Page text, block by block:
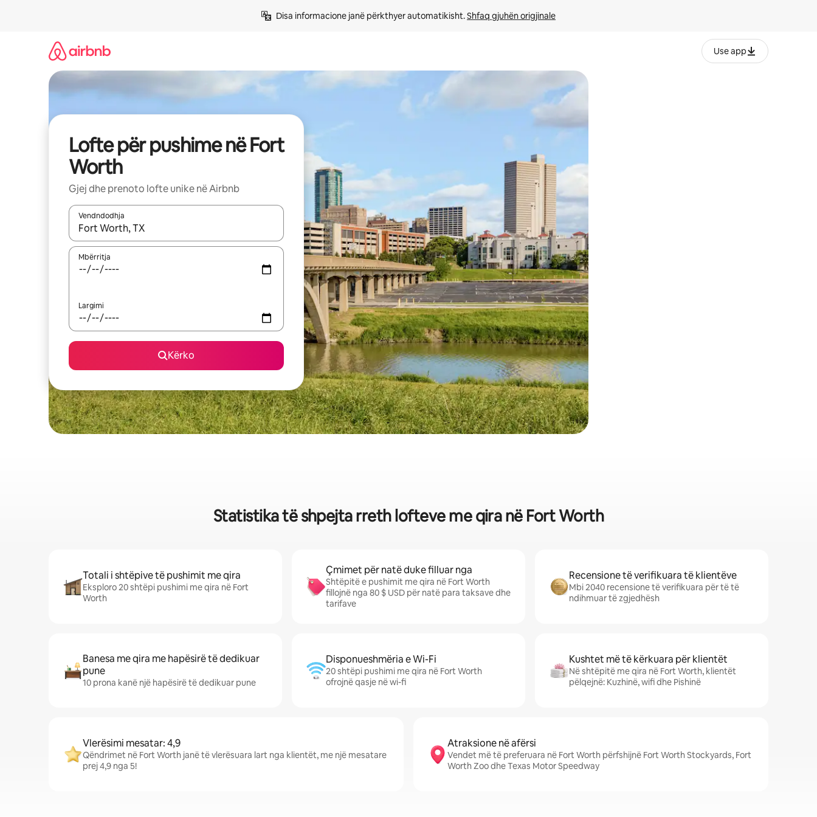
Disa informacione janë përkthyer automatikisht. Shfaq gjuhën origjinale
Use app
Lofte për pushime në Fort
Worth
Gjej dhe prenoto lofte unike në Airbnb
Vendndodhja
Kur rezultatet të jenë të disponueshme, lëviz me butonat e shigjetave lart e poshtë ose eksploro duke prekur ose duke lëvizur ekranin.
Mbërritja
Largimi
Kërko
Statistika të shpejta rreth lofteve me qira në Fort Worth
Totali i shtëpive të pushimit me qira
Eksploro 20 shtëpi pushimi me qira në Fort
Worth
Çmimet për natë duke filluar nga
Shtëpitë e pushimit me qira në Fort Worth
fillojnë nga 80 $ USD për natë para taksave dhe
tarifave
Recensione të verifikuara të klientëve
Mbi 2040 recensione të verifikuara për të të
ndihmuar të zgjedhësh
Banesa me qira me hapësirë të dedikuar
pune
10 prona kanë një hapësirë të dedikuar pune
Disponueshmëria e Wi-Fi
20 shtëpi pushimi me qira në Fort Worth
ofrojnë qasje në wi-fi
Kushtet më të kërkuara për klientët
Në shtëpitë me qira në Fort Worth, klientët
pëlqejnë: Kuzhinë, wifi dhe Pishinë
Vlerësimi mesatar: 4,9
Qëndrimet në Fort Worth janë të vlerësuara lart nga klientët, me një mesatare
prej 4,9 nga 5!
Atraksione në afërsi
Vendet më të preferuara në Fort Worth përfshijnë Fort Worth Stockyards, Fort
Worth Zoo dhe Texas Motor Speedway